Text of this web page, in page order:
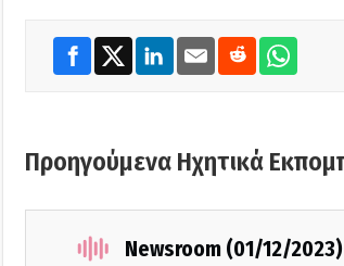
Προηγούμενα Ηχητικά
Newsroom (01/12/2023)